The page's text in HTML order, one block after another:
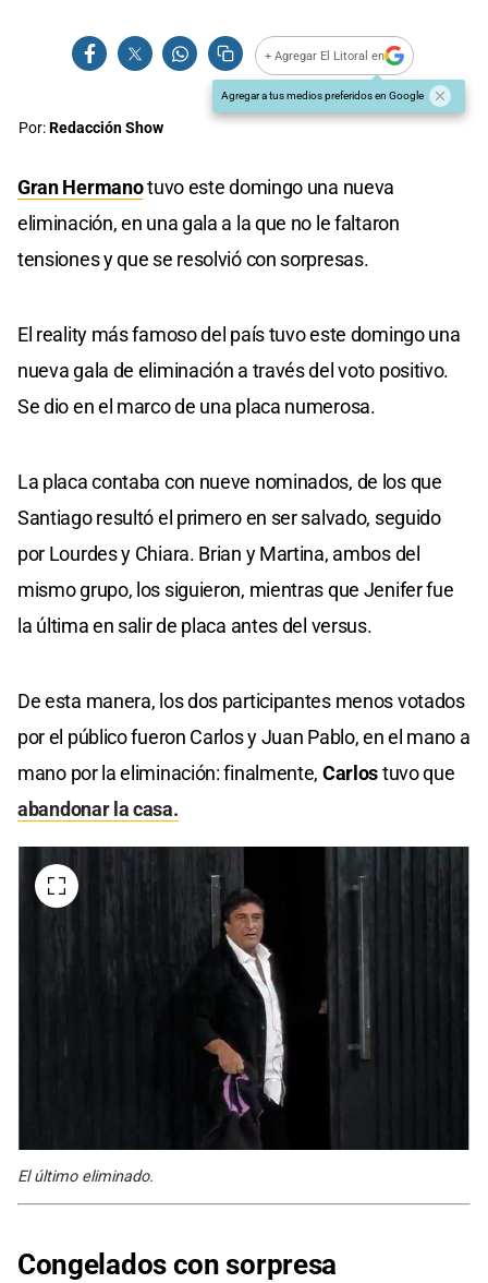
+ Agregar El Litoral en
Agregar a tus medios preferidos en Google
Por:Redacción Show
Gran Hermanotuvo este domingo una nueva
eliminación, en una gala a la que no le faltaron
tensiones y que se resolvió con sorpresas.
El reality más famoso del país tuvo este domingo una
nueva gala de eliminación a través del voto positivo.
Se dio en el marco de una placa numerosa.
La placa contaba con nueve nominados, de los que
Santiago resultó el primero en ser salvado, seguido
por Lourdes y Chiara. Brian y Martina, ambos del
mismo grupo, los siguieron, mientras que Jenifer fue
la última en salir de placa antes del versus.
De esta manera, los dos participantes menos votados
por el público fueron Carlos y Juan Pablo, en el mano a
mano por la eliminación: finalmente, Carlostuvo que
abandonar la casa.
El último eliminado.
Congelados con sorpresa